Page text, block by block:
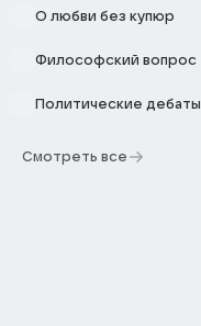
О любви без купюр
Философский вопрос
Политические дебаты
Смотреть все